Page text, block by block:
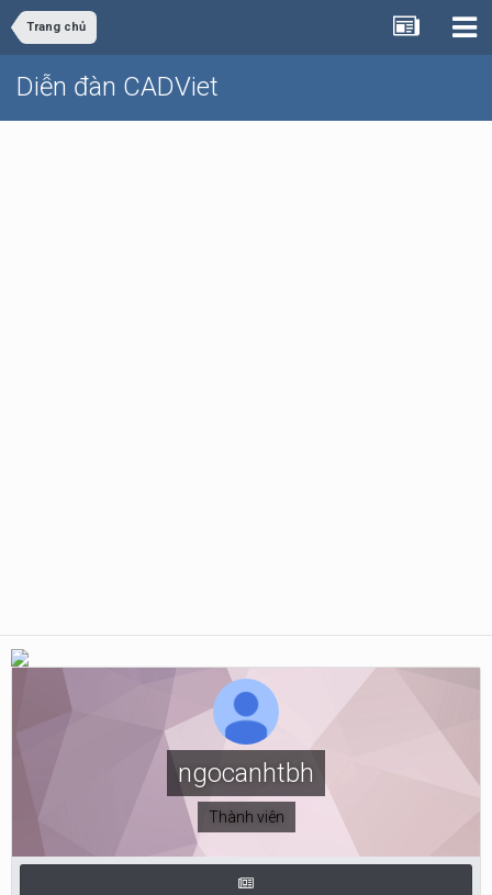
Trang chủ
Diễn đàn CADViet
ngocanhtbh
Thành viên